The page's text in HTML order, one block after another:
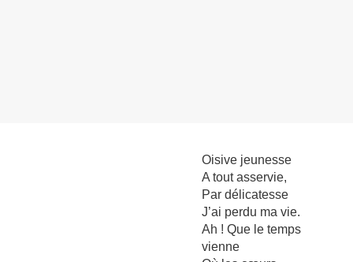
Oisive jeunesse
A tout asservie,
Par délicatesse
J’ai perdu ma vie.
Ah ! Que le temps
vienne